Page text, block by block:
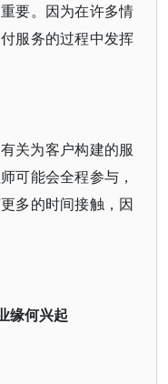
要。因为在许多情
服务的过程中发挥
关为客户构建的服
可能会全程参与，
多的时间接触，因
缘何兴起